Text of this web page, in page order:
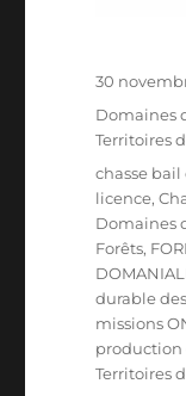
P
u
b
i
é
l
e
30
C
a
é
g
o
r
Domaines
Territoires
É
t
i
q
u
e
t
t
e
chasse bail
licence,
Domaines
Forêts,
durable
missions
production
Territoires